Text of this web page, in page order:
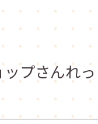
ップさんれ